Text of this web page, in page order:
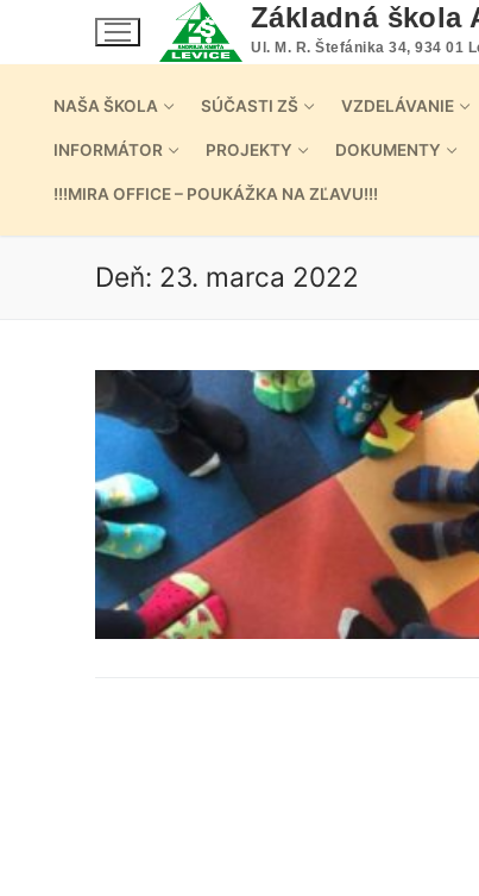
Základná škola
Ul. M. R. Štefánika 34, 934 01
NAŠA ŠKOLA SÚČASTI ZŠ VZDELÁVANIE
INFORMÁTOR PROJEKTY DOKUMENTY
!!!MIRA OFFICE – POUKÁŽKA NA ZĽAVU!!!
Deň: 23. marca 2022